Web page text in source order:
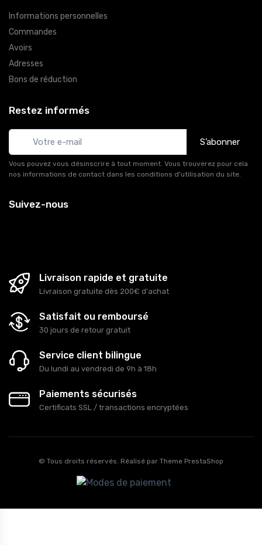
Informations personnelles
Commandes
Avoirs
Adresses
Bons de réduction
Restez informés
S’abonner
Vous pouvez vous désinscrire à tout moment. Vous trouverez pour cela
nos informations de contact dans les conditions d'utilisation du site.
Suivez-nous
Livraison rapide et gratuite
Livraison gratuite dès 200€ d'achat
Satisfait ou remboursé
30 jours de retour gratuit
Service client bilingue
Du lundi au vendredi de 9h à 18h
Paiements sécurisés
Certificats SSL / transactions encryptées
© Tous droits réservés. Réalisé par Theme PrestaShop